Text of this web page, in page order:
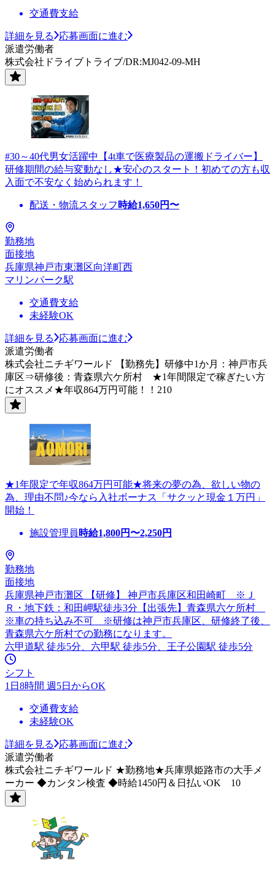
交通費支給
詳細を見る
応募画面に進む
派遣労働者
株式会社ドライブトライブ/DR:MJ042-09-MH
#30～40代男女活躍中【4t車で医療製品の運搬ドライバー】
研修期間の給与変動なし★安心のスタート！初めての方も収
入面で不安なく始められます！
配送・物流スタッフ 時給1,650円〜
勤務地
面接地
兵庫県神戸市東灘区向洋町西
マリンパーク駅
交通費支給
未経験OK
詳細を見る
応募画面に進む
派遣労働者
株式会社ニチギワールド 【勤務先】研修中1か月：神戸市兵
庫区⇒研修後：青森県六ケ所村 ★1年間限定で稼ぎたい方
にオススメ★年収864万円可能！！210
★1年限定で年収864万円可能★将来の夢の為、欲しい物の
為、理由不問♪今なら入社ボーナス「サクッと現金１万円」
開始！
施設管理員 時給1,800円〜2,250円
勤務地
面接地
兵庫県神戸市灘区 【研修】 神戸市兵庫区和田崎町 ※Ｊ
Ｒ・地下鉄：和田岬駅徒歩3分【出張先】青森県六ケ所村
※車の持ち込み不可 ※研修は神戸市兵庫区、研修終了後、
青森県六ケ所村での勤務になります。
六甲道駅 徒歩5分、六甲駅 徒歩5分、王子公園駅 徒歩5分
シフト
1日8時間 週5日からOK
交通費支給
未経験OK
詳細を見る
応募画面に進む
派遣労働者
株式会社ニチギワールド ★勤務地★兵庫県姫路市の大手メ
ーカー ◆カンタン検査 ◆時給1450円＆日払いOK 10